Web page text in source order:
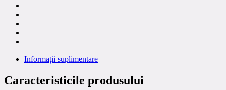
Informații suplimentare
Caracteristicile produsului